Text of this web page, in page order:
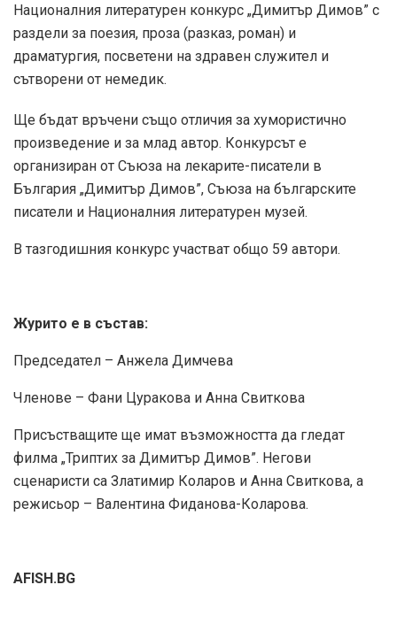
Националния литературен конкурс „Димитър Димов” с
раздели за поезия, проза (разказ, роман) и
драматургия, посветени на здравен служител и
сътворени от немедик.
Ще бъдат връчени също отличия за хумористично
произведение и за млад автор. Конкурсът е
организиран от Съюза на лекарите-писатели в
България „Димитър Димов”, Съюза на българските
писатели и Националния литературен музей.
В тазгодишния конкурс участват общо 59 автори.
Журито е в състав:
Председател – Анжела Димчева
Членове – Фани Цуракова и Анна Свиткова
Присъстващите ще имат възможността да гледат
филма „Триптих за Димитър Димов”. Негови
сценаристи са Златимир Коларов и Анна Свиткова, а
режисьор – Валентина Фиданова-Коларова.
AFISH.BG